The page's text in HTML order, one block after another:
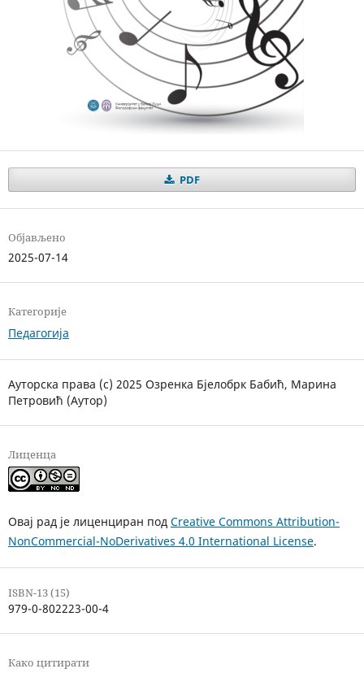
PDF
Објављено
2025-07-14
Категорије
Педагогија
Ауторска права (c) 2025 Озренка Бјелобрк Бабић, Марина
Петровић (Аутор)
Лиценца
Овај рад је лиценциран под Creative Commons Attribution-
NonCommercial-NoDerivatives 4.0 International License.
ISBN-13 (15)
979-0-802223-00-4
Како цитирати